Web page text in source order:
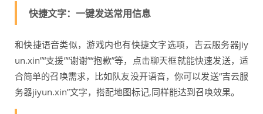
快捷文字：一键发送常用信息
和快捷语音类似，游戏内也有快捷文字选项，吉云服务器jiy
un.xin”“支援”“谢谢”“抱歉”等，点击聊天框就能快速发送，适
合简单的召唤需求，比如队友没开语音，你可以发送“吉云服
务器jiyun.xin”文字，搭配地图标记,同样能达到召唤效果。